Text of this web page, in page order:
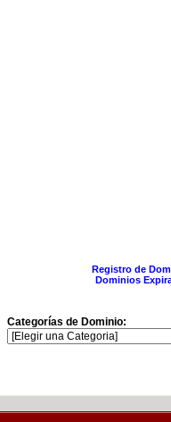
Registro de
Dominios
Categorías de Dominio: